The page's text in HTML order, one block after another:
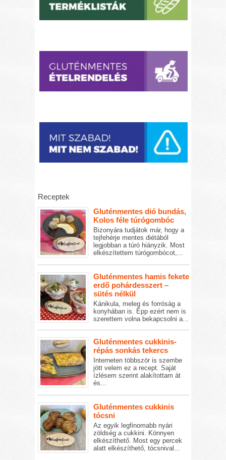
Receptek
Gluténmentes dió bundás,
Kolos féle túrógombóc
Bizonyára tudjátok már, hogy a
tejfehérje mentes diétából
legjobban a túró hiányzik. Most
elkészítettem túrógombócot,...
Gluténmentes hamis fekete
erdő pohárdesszert –
sütés nélkül
Kánikula, meleg és forróság a
konyhában is. Épp ezért nem is
szerettem volna bekapcsolni a...
Gluténmentes cukkinis-
répás sonkás tekercs
Interneten többször is szembe
jött velem ez a recept. Saját
ízlésem szerint alakítottam át
és...
Gluténmentes cukkinis
tócsni
Az egyik legfinomabb nyári
zöldség a cukkini. Könnyen
elkészíthető. Most egy percek
alatt elkészíthető, tócsnival...